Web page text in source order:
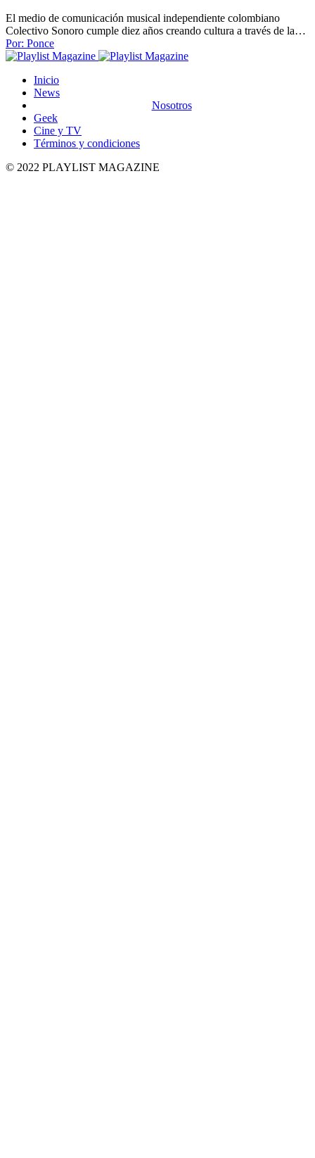
El medio de comunicación musical independiente colombiano
Colectivo Sonoro cumple diez años creando cultura a través de la…
Por: Ponce
Inicio
News
Nosotros
Geek
Cine y TV
Términos y condiciones
© 2022 PLAYLIST MAGAZINE